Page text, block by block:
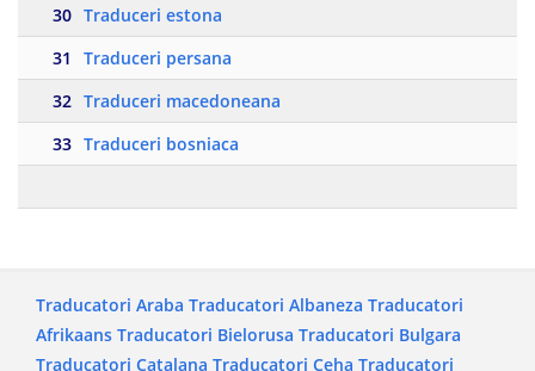
30 Traduceri estona
31
Traduceri persana
32 Traduceri macedoneana
33 Traduceri bosniaca
Traducatori Araba Traducatori Albaneza Traducatori
Afrikaans Traducatori Bielorusa Traducatori Bulgara
Traducatori Catalana Traducatori Ceha Traducatori